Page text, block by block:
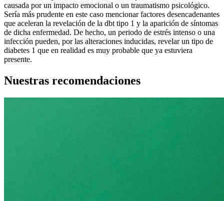
causada por un impacto emocional o un traumatismo psicológico.
Sería más prudente en este caso mencionar factores desencadenantes
que aceleran la revelación de la dbt tipo 1 y la aparición de síntomas
de dicha enfermedad. De hecho, un periodo de estrés intenso o una
infección pueden, por las alteraciones inducidas, revelar un tipo de
diabetes 1 que en realidad es muy probable que ya estuviera
presente.
Nuestras recomendaciones